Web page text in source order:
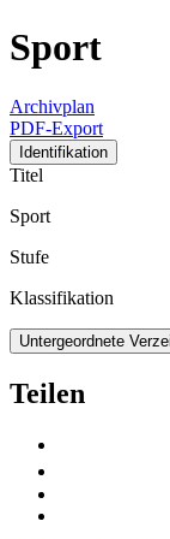
Sport
Archivplan
PDF-Export
Identifikation
Titel
Sport
Stufe
Klassifikation
Untergeordnete
Teilen